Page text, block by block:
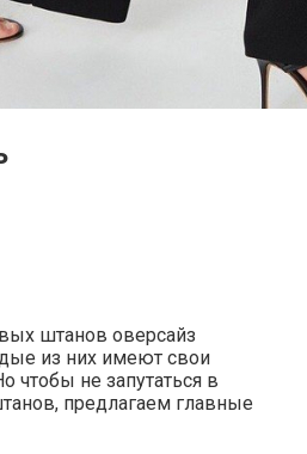
штанов оверсайз
из них имеют свои
чтобы не запутаться в
предлагаем главные